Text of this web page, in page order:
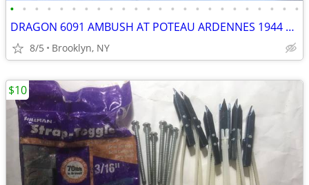
• • • • • • • • • • • • • • • • • • • • • • • •
DRAGON 6091 AMBUSH AT POTEAU ARDENNES 1944 1 35 SCALE GERMAN FIGURE SE
8/5 Brooklyn, NY
$10